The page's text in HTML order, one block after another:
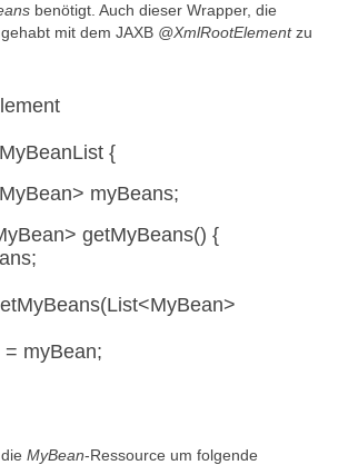
benötigt. Auch dieser Wrapper, die
mit dem JAXB @XmlRootElementzu
{
myBeans;
getMyBeans() {
myBean;
MyBean-Ressource um folgende